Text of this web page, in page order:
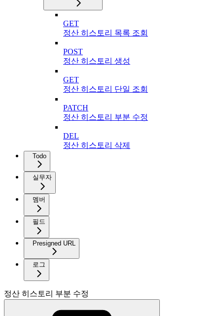
GET
정산 히스토리 목록 조회
POST
정산 히스토리 생성
GET
정산 히스토리 단일 조회
PATCH
정산 히스토리 부분 수정
DEL
정산 히스토리 삭제
Todo
실무자
멤버
필드
Presigned URL
로그
정산 히스토리 부분 수정